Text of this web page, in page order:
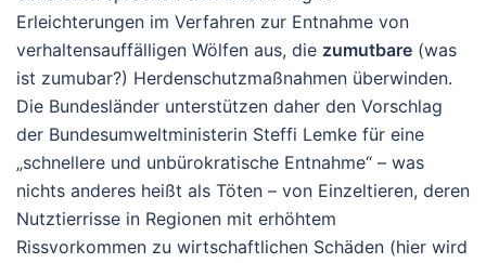
Erleichterungen im Verfahren zur Entnahme von
verhaltensauffälligen Wölfen aus, die zumutbare (was
ist zumubar?) Herdenschutzmaßnahmen überwinden.
Die Bundesländer unterstützen daher den Vorschlag
der Bundesumweltministerin Steffi Lemke für eine
„schnellere und unbürokratische Entnahme“ – was
nichts anderes heißt als Töten – von Einzeltieren, deren
Nutztierrisse in Regionen mit erhöhtem
Rissvorkommen zu wirtschaftlichen Schäden (hier wird